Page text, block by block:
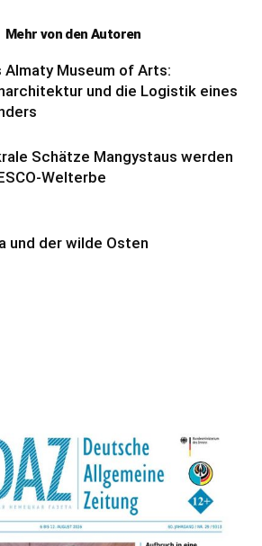
Mehr von den Autoren
Almaty Museum of Arts:
und die Logistik eines
Schätze Mangystaus werden
Welterbe
und der wilde Osten